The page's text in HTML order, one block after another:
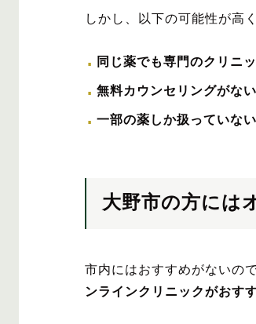
しかし、以下の可能性が高
同じ薬でも専門のクリニ
無料カウンセリングがない
一部の薬しか扱っていない
大野市の方には
市内にはおすすめがないので
ンラインクリニックがおす